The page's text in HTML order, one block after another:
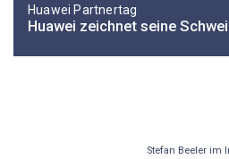
Huawei Partnertag
Huawei zeichnet seine
Stefan Beeler im